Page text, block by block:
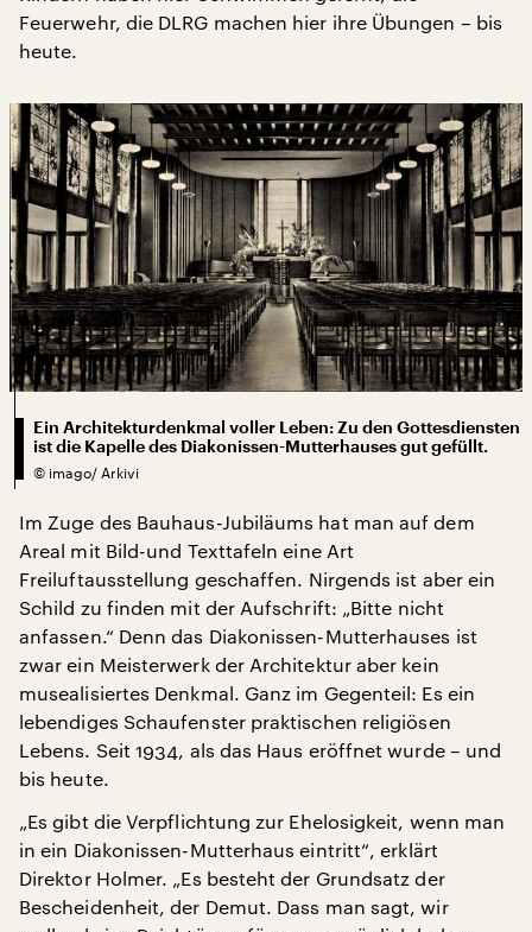
Feuerwehr, die DLRG machen hier ihre Übungen – bis
heute.
Ein Architekturdenkmal voller Leben: Zu den Gottesdiensten
ist die Kapelle des Diakonissen-Mutterhauses gut gefüllt.
© imago/ Arkivi
Im Zuge des Bauhaus-Jubiläums hat man auf dem
Areal mit Bild-und Texttafeln eine Art
Freiluftausstellung geschaffen. Nirgends ist aber ein
Schild zu finden mit der Aufschrift: „Bitte nicht
anfassen.“ Denn das Diakonissen-Mutterhauses ist
zwar ein Meisterwerk der Architektur aber kein
musealisiertes Denkmal. Ganz im Gegenteil: Es ein
lebendiges Schaufenster praktischen religiösen
Lebens. Seit 1934, als das Haus eröffnet wurde – und
bis heute.
„Es gibt die Verpflichtung zur Ehelosigkeit, wenn man
in ein Diakonissen-Mutterhaus eintritt“, erklärt
Direktor Holmer. „Es besteht der Grundsatz der
Bescheidenheit, der Demut. Dass man sagt, wir